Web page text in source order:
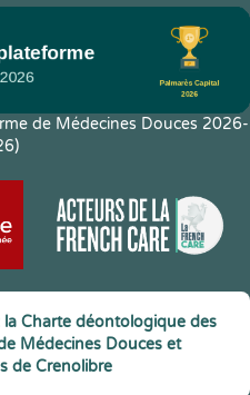
de Médecines Douces 2026-
la Charte déontologique des
Médecines Douces et
de Crenolibre